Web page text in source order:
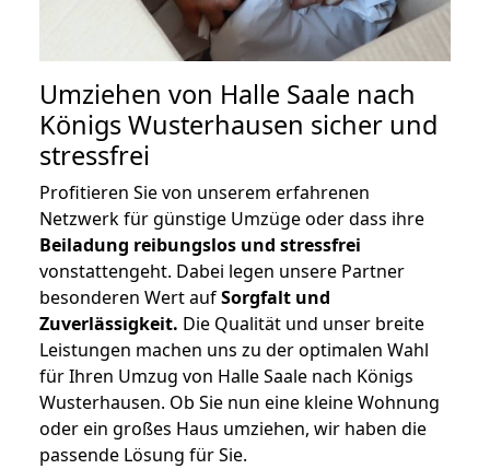
Umziehen von Halle Saale nach
Königs Wusterhausen sicher und
stressfrei
Profitieren Sie von unserem erfahrenen
Netzwerk für günstige Umzüge oder dass ihre
Beiladung reibungslos und stressfrei
vonstattengeht. Dabei legen unsere Partner
besonderen Wert aufSorgfalt und
Zuverlässigkeit. Die Qualität und unser breite
Leistungen machen uns zu der optimalen Wahl
für Ihren Umzug von Halle Saale nach Königs
Wusterhausen. Ob Sie nun eine kleine Wohnung
oder ein großes Haus umziehen, wir haben die
passende Lösung für Sie.